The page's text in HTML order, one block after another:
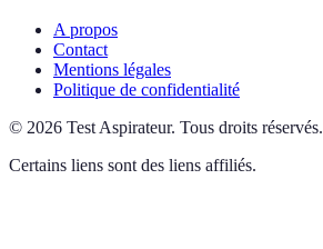
A propos
Contact
Mentions légales
Politique de confidentialité
© 2026 Test Aspirateur. Tous droits réservés.
Certains liens sont des liens affiliés.